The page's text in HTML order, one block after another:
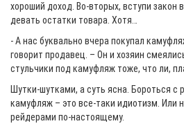
хороший доход. Во-вторых, вступи закон
девать остатки товара. Хотя…
- А нас буквально вчера покупал
говорит продавец. – Он и хозяин
стульчики под камуфляж тоже, что ли,
Шутки-шутками, а суть ясна. Бороться с
камуфляж – это все-таки идиотизм. Или
рейдерами по-настоящему.